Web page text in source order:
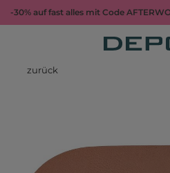
-30% auf fast alles mit Code
zurück